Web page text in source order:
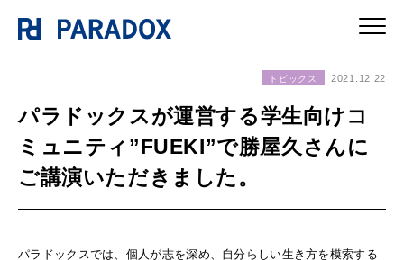
トピックス 2021.12.22
パラドックスが運営する学生向けコ
ミュニティ”FUEKI”で勝屋久さんに
ご講演いただきました。
パラドックスでは、個人が志を深め、自分らしい生き方を模索する